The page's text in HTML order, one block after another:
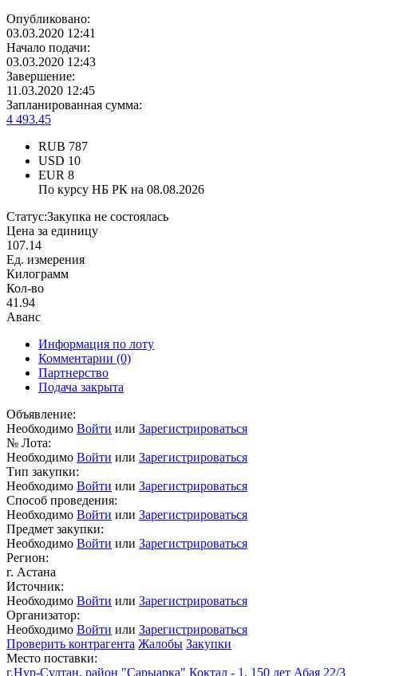
Опубликовано:
03.03.2020 12:41
Начало подачи:
03.03.2020 12:43
Завершение:
11.03.2020 12:45
Запланированная сумма:
4 493.45
RUB 787
USD 10
EUR 8
По курсу НБ РК на 08.08.2026
Статус:Закупка не состоялась
Цена за единицу
107.14
Ед. измерения
Килограмм
Кол-во
41.94
Аванс
Информация по лоту
Комментарии (0)
Партнерство
Подача закрыта
Объявление:
Необходимо Войти или Зарегистрироваться
№ Лота:
Необходимо Войти или Зарегистрироваться
Тип закупки:
Необходимо Войти или Зарегистрироваться
Способ проведения:
Необходимо Войти или Зарегистрироваться
Предмет закупки:
Необходимо Войти или Зарегистрироваться
Регион:
г. Астана
Источник:
Необходимо Войти или Зарегистрироваться
Организатор:
Необходимо Войти или Зарегистрироваться
Проверить контрагента Жалобы Закупки
Место поставки:
г.Нур-Султан, район "Сарыарка" Коктал - 1, 150 лет Абая 22/3